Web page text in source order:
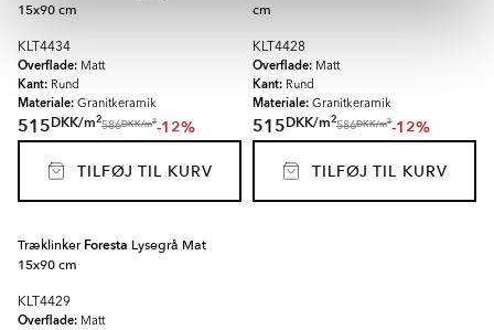
15x90 cm
KLT4434
Overflade: Matt
Kant: Rund
Materiale: Granitkeramik
515DKK/m2
586DKK/m2-12%
TILFØJ TIL KURV
cm
KLT4428
Overflade: Matt
Kant: Rund
Materiale: Granitkeramik
515DKK/m2
586DKK/m2-12%
TILFØJ TIL KURV
TræklinkerForesta Lysegrå Mat
15x90 cm
KLT4429
Overflade: Matt